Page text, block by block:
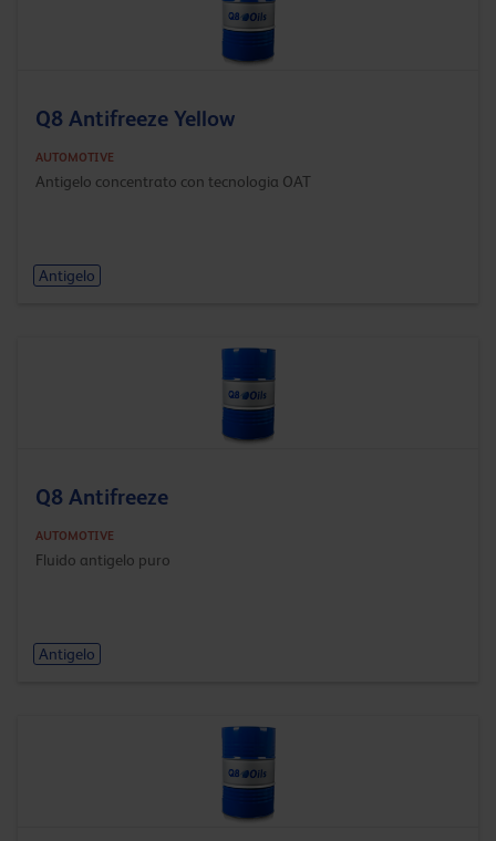
Q8 Antifreeze Yellow
AUTOMOTIVE
Antigelo concentrato con tecnologia OAT
Antigelo
Q8 Antifreeze
AUTOMOTIVE
Fluido antigelo puro
Antigelo